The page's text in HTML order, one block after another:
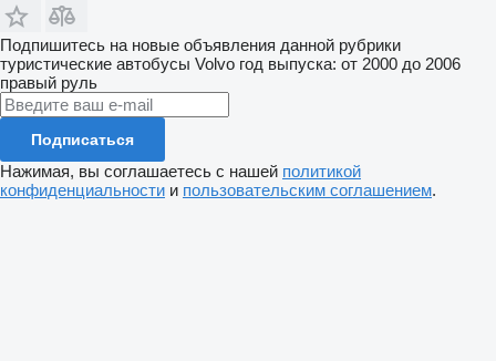
Подпишитесь на новые объявления данной рубрики
туристические автобусы Volvo год выпуска: от 2000 до 2006
правый руль
Подписаться
Нажимая, вы соглашаетесь с нашей политикой
конфиденциальности и пользовательским соглашением.